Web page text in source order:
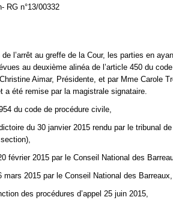
RG n°13/00332
l’arrêt au greffe de la Cour, les parties en
au deuxième alinéa de l’article 450 du
Aimar, Présidente, et par Mme Carole
a été remise par la magistrale signataire.
du code de procédure civile,
du 30 janvier 2015 rendu par le tribunal
février 2015 par le Conseil National des
mars 2015 par le Conseil National des Barreaux,
des procédures d’appel 25 juin 2015,